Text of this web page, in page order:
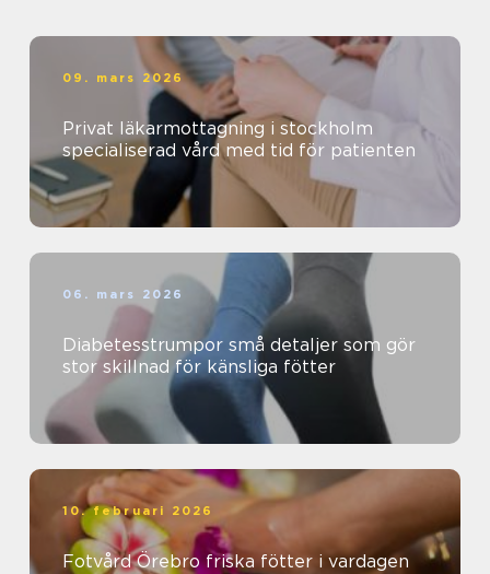
09. mars 2026
Privat läkarmottagning i stockholm
specialiserad vård med tid för patienten
06. mars 2026
Diabetesstrumpor små detaljer som gör
stor skillnad för känsliga fötter
10. februari 2026
Fotvård Örebro friska fötter i vardagen